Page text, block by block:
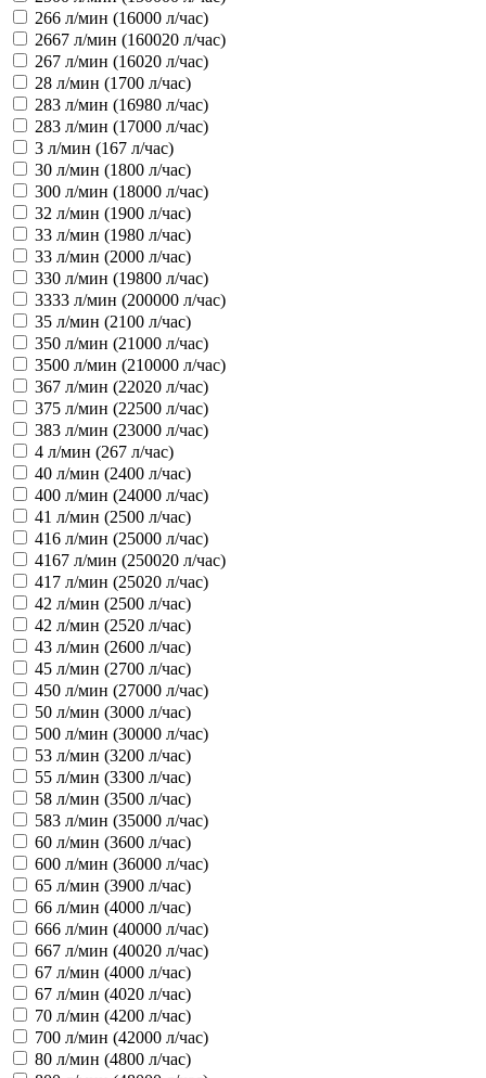
266 л/мин (16000 л/час)
2667 л/мин (160020 л/час)
267 л/мин (16020 л/час)
28 л/мин (1700 л/час)
283 л/мин (16980 л/час)
283 л/мин (17000 л/час)
3 л/мин (167 л/час)
30 л/мин (1800 л/час)
300 л/мин (18000 л/час)
32 л/мин (1900 л/час)
33 л/мин (1980 л/час)
33 л/мин (2000 л/час)
330 л/мин (19800 л/час)
3333 л/мин (200000 л/час)
35 л/мин (2100 л/час)
350 л/мин (21000 л/час)
3500 л/мин (210000 л/час)
367 л/мин (22020 л/час)
375 л/мин (22500 л/час)
383 л/мин (23000 л/час)
4 л/мин (267 л/час)
40 л/мин (2400 л/час)
400 л/мин (24000 л/час)
41 л/мин (2500 л/час)
416 л/мин (25000 л/час)
4167 л/мин (250020 л/час)
417 л/мин (25020 л/час)
42 л/мин (2500 л/час)
42 л/мин (2520 л/час)
43 л/мин (2600 л/час)
45 л/мин (2700 л/час)
450 л/мин (27000 л/час)
50 л/мин (3000 л/час)
500 л/мин (30000 л/час)
53 л/мин (3200 л/час)
55 л/мин (3300 л/час)
58 л/мин (3500 л/час)
583 л/мин (35000 л/час)
60 л/мин (3600 л/час)
600 л/мин (36000 л/час)
65 л/мин (3900 л/час)
66 л/мин (4000 л/час)
666 л/мин (40000 л/час)
667 л/мин (40020 л/час)
67 л/мин (4000 л/час)
67 л/мин (4020 л/час)
70 л/мин (4200 л/час)
700 л/мин (42000 л/час)
80 л/мин (4800 л/час)